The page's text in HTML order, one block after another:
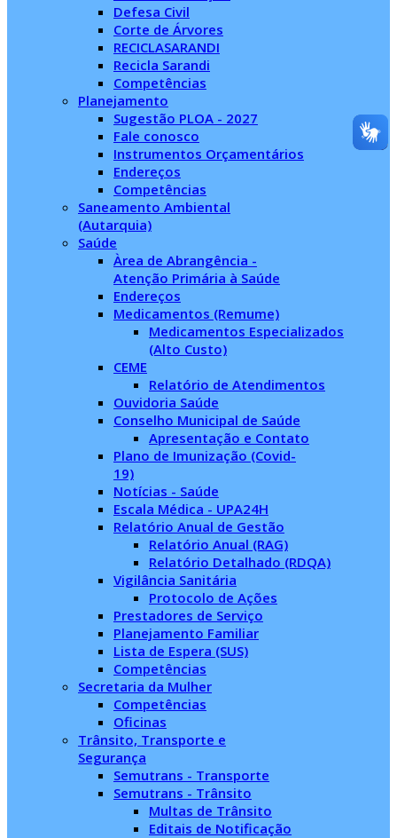
Defesa Civil
Corte de Árvores
RECICLASARANDI
Recicla Sarandi
Competências
Planejamento
Sugestão PLOA - 2027
Fale conosco
Instrumentos Orçamentários
Endereços
Competências
Saneamento Ambiental
(Autarquia)
Saúde
Àrea de Abrangência -
Atenção Primária à Saúde
Endereços
Medicamentos (Remume)
Medicamentos Especializados
(Alto Custo)
CEME
Relatório de Atendimentos
Ouvidoria Saúde
Conselho Municipal de Saúde
Apresentação e Contato
Plano de Imunização (Covid-
19)
Notícias - Saúde
Escala Médica - UPA24H
Relatório Anual de Gestão
Relatório Anual (RAG)
Relatório Detalhado (RDQA)
Vigilância Sanitária
Protocolo de Ações
Prestadores de Serviço
Planejamento Familiar
Lista de Espera (SUS)
Competências
Secretaria da Mulher
Competências
Oficinas
Trânsito, Transporte e
Segurança
Semutrans - Transporte
Semutrans - Trânsito
Multas de Trânsito
Editais de Notificação